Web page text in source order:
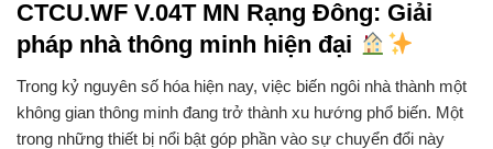
CTCU.WF V.04T MN Rạng Đông: Giải
pháp nhà thông minh hiện đại
Trong kỷ nguyên số hóa hiện nay, việc biến ngôi nhà thành một
không gian thông minh đang trở thành xu hướng phổ biến. Một
trong những thiết bị nổi bật góp phần vào sự chuyển đổi này